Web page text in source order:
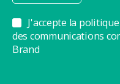
J'accepte la
des communications
Brand